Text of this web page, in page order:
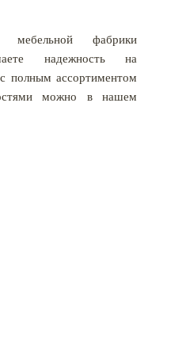
мебельной фабрики
надежность на
полным ассортиментом
можно в нашем